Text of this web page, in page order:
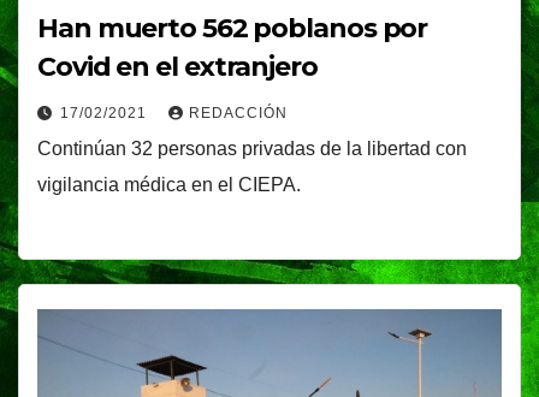
Han muerto 562 poblanos por
Covid en el extranjero
17/02/2021 REDACCIÓN
Continúan 32 personas privadas de la libertad con
vigilancia médica en el CIEPA.